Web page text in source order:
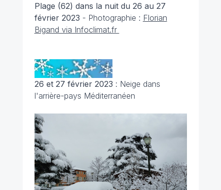
Plage (62) dans la nuit du 26 au 27
février 2023 - Photographie : Florian
Bigand via Infoclimat.fr
26 et 27 février 2023 : Neige dans
l'arrière-pays Méditerranéen